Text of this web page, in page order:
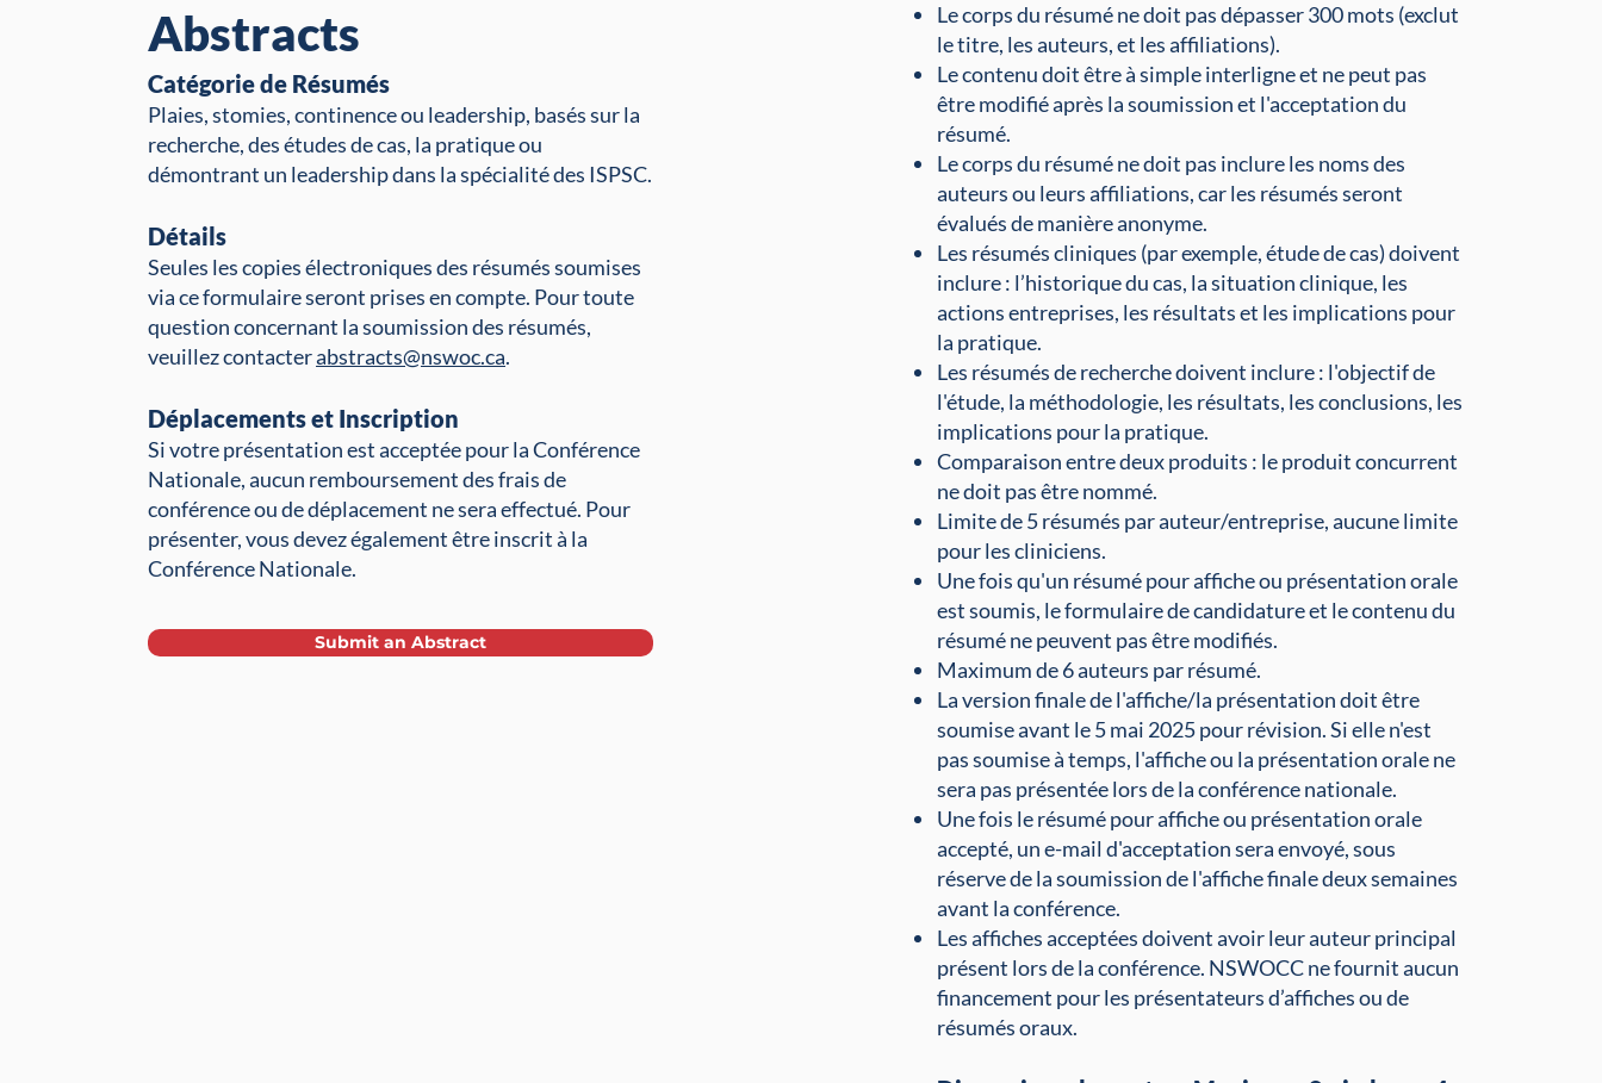
Abstracts
Catégorie de Résumés
Plaies, stomies, continence ou leadership, basés sur la
recherche, des études de cas, la pratique ou
démontrant un leadership dans la spécialité des ISPSC.
Détails
Seules les copies électroniques des résumés soumises
via ce formulaire seront prises en compte. Pour toute
question concernant la soumission des résumés,
veuillez contacterabstracts@nswoc.ca.
Déplacements et Inscription
Si votre présentation est acceptée pour la Conférence
Nationale, aucun remboursement des frais de
conférence ou de déplacement ne sera effectué. Pour
présenter, vous devez également être inscrit à la
Conférence Nationale.
Submit an Abstract
Le corps du résumé ne doit pas dépasser 300 mots (exclut
le titre, les auteurs, et les affiliations).
Le contenu doit être à simple interligne et ne peut pas
être modifié après la soumission et l'acceptation du
résumé.
Le corps du résumé ne doit pas inclure les noms des
auteurs ou leurs affiliations, car les résumés seront
évalués de manière anonyme.
Les résumés cliniques (par exemple, étude de cas) doivent
inclure : l’historique du cas, la situation clinique, les
actions entreprises, les résultats et les implications pour
la pratique.
Les résumés de recherche doivent inclure : l'objectif de
l'étude, la méthodologie, les résultats, les conclusions, les
implications pour la pratique.
Comparaison entre deux produits : le produit concurrent
ne doit pas être nommé.
Limite de 5 résumés par auteur/entreprise, aucune limite
pour les cliniciens.
Une fois qu'un résumé pour affiche ou présentation orale
est soumis, le formulaire de candidature et le contenu du
résumé ne peuvent pas être modifiés.
Maximum de 6 auteurs par résumé.
La version finale de l'affiche/la présentation doit être
soumise avant le 5 mai 2025 pour révision. Si elle n'est
pas soumise à temps, l'affiche ou la présentation orale ne
sera pas présentée lors de la conférence nationale.
Une fois le résumé pour affiche ou présentation orale
accepté, un e-mail d'acceptation sera envoyé, sous
réserve de la soumission de l'affiche finale deux semaines
avant la conférence.
Les affiches acceptées doivent avoir leur auteur principal
présent lors de la conférence. NSWOCC ne fournit aucun
financement pour les présentateurs d’affiches ou de
résumés oraux.